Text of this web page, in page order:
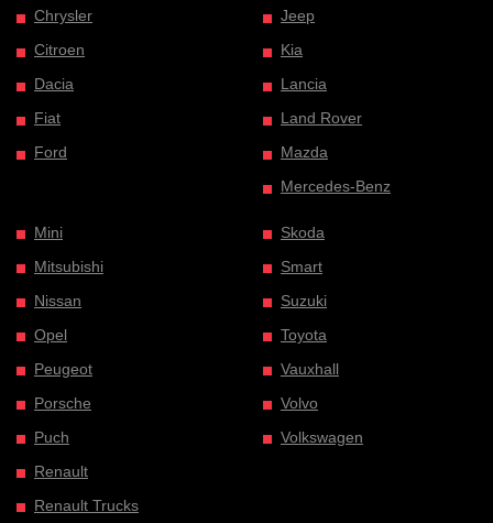
Chrysler
Citroen
Dacia
Fiat
Ford
Jeep
Kia
Lancia
Land Rover
Mazda
Mercedes-Benz
Mini
Mitsubishi
Nissan
Opel
Peugeot
Porsche
Puch
Renault
Renault Trucks
Skoda
Smart
Suzuki
Toyota
Vauxhall
Volvo
Volkswagen